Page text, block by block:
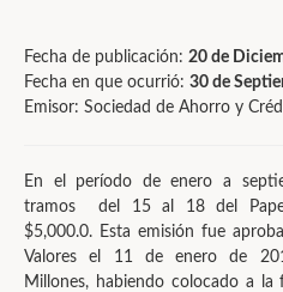
Fecha de publicación: 20 de
Fecha en que ocurrió: 30 de
Emisor: Sociedad de Ahorro y
En el período de enero a
tramos del 15 al 18 del
$5,000.0. Esta emisión fue
Valores el 11 de enero de
Millones, habiendo colocado a la